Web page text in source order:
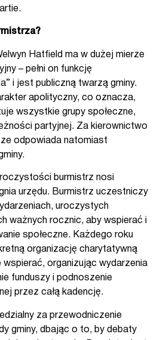
Hatfield ma w dużej mierze
– pełni on funkcję
i jest publiczną twarzą gminy.
apolityczny, co oznacza,
wszystkie grupy społeczne,
partyjnej. Za kierownictwo
odpowiada natomiast
burmistrz nosi
urzędu. Burmistrz uczestniczy
uroczystych
ważnych rocznic, aby wspierać i
społeczne. Każdego roku
organizację charytatywną
wspierać, organizując wydarzenia
funduszy i podnoszenie
przez całą kadencję.
za przewodniczenie
gminy, dbając o to, by debaty